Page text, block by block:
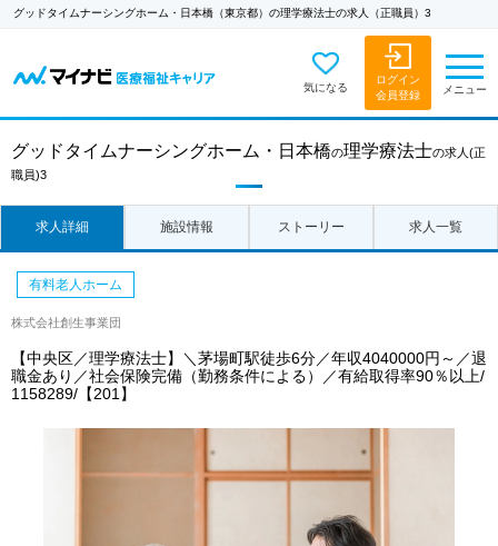
グッドタイムナーシングホーム・日本橋（東京都）の理学療法士の求人（正職員）3
気になる
ログイン
会員登録
メニュー
グッドタイムナーシングホーム・日本橋の理学療法士の求人 (正
職員)3
求人詳細 施設情報 ストーリー 求人一覧
有料老人ホーム
株式会社創生事業団
【中央区／理学療法士】＼茅場町駅徒歩6分／年収4040000円～／退
職金あり／社会保険完備（勤務条件による）／有給取得率90％以上/
1158289/【201】